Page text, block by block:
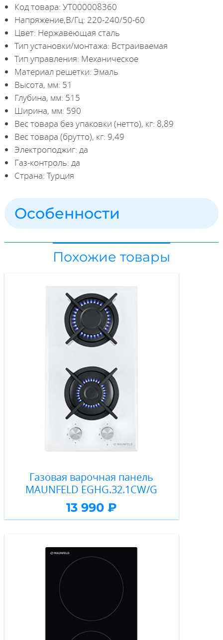
Код товара: УТ000008360
Напряжение,В/Гц: 220-240/50-60
Цвет: Нержавеющая сталь
Тип установки/монтажа: Встраиваемая
Тип управления: Механическое
Материал решетки: Эмаль
Высота, мм: 51
Глубина, мм: 515
Ширина, мм: 590
Вес товара без упаковки (нетто), кг: 8,89
Вес товара (брутто), кг: 9,49
Электроподжиг: да
Газ-контроль: да
Страна: Турция
Особенности
Похожие товары
Газовая варочная панель
MAUNFELD EGHG.32.1CW/G
13 990 ₽